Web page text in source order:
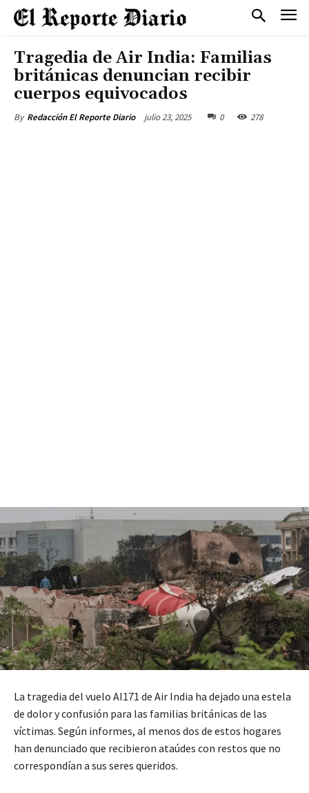
Tragedia de Air India: Familias
británicas denuncian recibir
cuerpos equivocados
By Redacción El Reporte Diario julio 23, 2025 0 278
La tragedia del vuelo AI171 de Air India ha dejado una estela
de dolor y confusión para las familias británicas de las
víctimas. Según informes, al menos dos de estos hogares
han denunciado que recibieron ataúdes con restos que no
correspondían a sus seres queridos.